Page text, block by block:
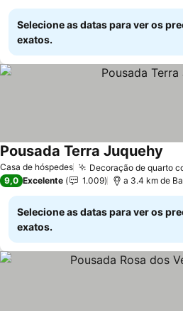
Selecione as datas para ver os
exatos.
Casa de hóspedes Decoração de quarto
Pousada Terra Juquehy
9,0 Excelente 1.009 a 3.4 km de
Selecione as datas para ver os
exatos.